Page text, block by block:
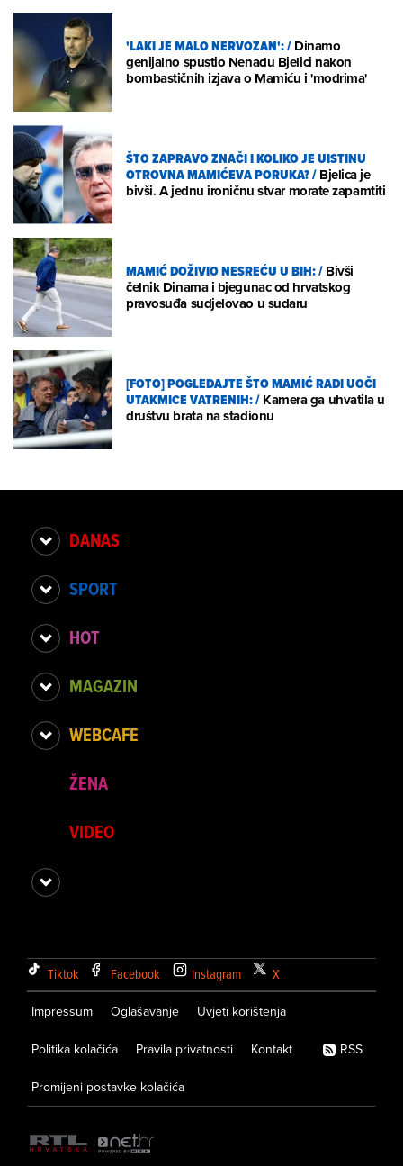
'LAKI JE MALO NERVOZAN':/Dinamo
genijalno spustio Nenadu Bjelici nakon
bombastičnih izjava o Mamiću i 'modrima'
ŠTO ZAPRAVO ZNAČI I KOLIKO JE UISTINU
OTROVNA MAMIĆEVA PORUKA?/Bjelica je
bivši. A jednu ironičnu stvar morate zapamtiti
MAMIĆ DOŽIVIO NESREĆU U BIH:/Bivši
čelnik Dinama i bjegunac od hrvatskog
pravosuđa sudjelovao u sudaru
[FOTO] POGLEDAJTE ŠTO MAMIĆ RADI UOČI
UTAKMICE VATRENIH:/Kamera ga uhvatila u
društvu brata na stadionu
DANAS
SPORT
HOT
MAGAZIN
WEBCAFE
ŽENA
VIDEO
Tiktok Facebook Instagram X
Impressum Oglašavanje Uvjeti korištenja
Politika kolačića Pravila privatnosti Kontakt
Promijeni postavke kolačića
RSS